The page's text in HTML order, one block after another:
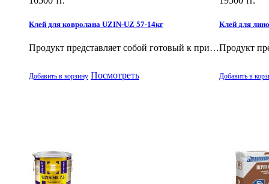
Клей для ковролана UZIN-UZ 57-14кг
Продукт представляет собой готовый к при…
Добавить в корзину Посмотреть
Клей для
Продукт
Добавить в